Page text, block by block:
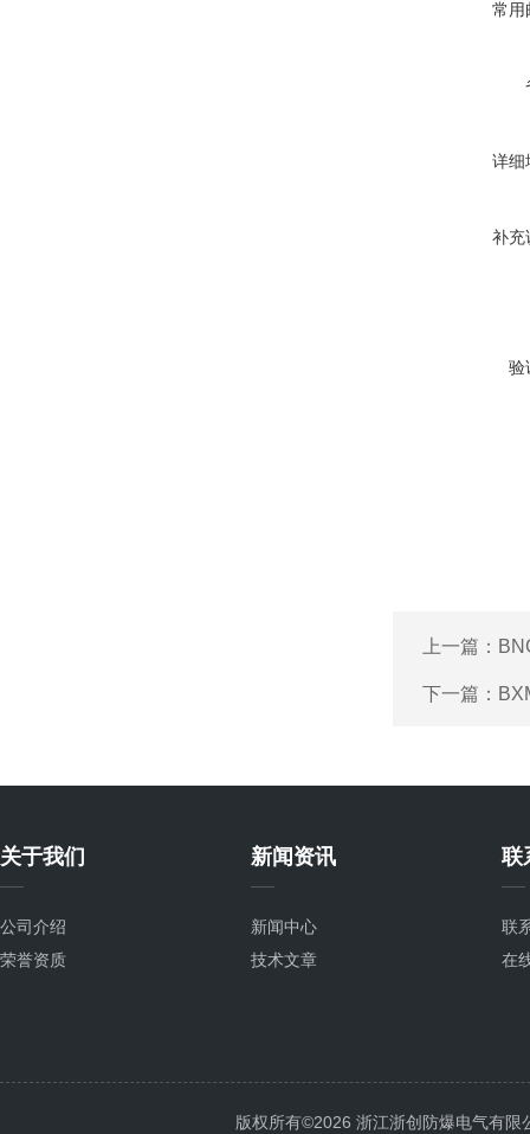
常用
详细
补充
验
上一篇：
下一篇：
关于我们
公司介绍
荣誉资质
新闻资讯
新闻中心
技术文章
联
联
在
版权所有©2026 浙江浙创防爆电气有